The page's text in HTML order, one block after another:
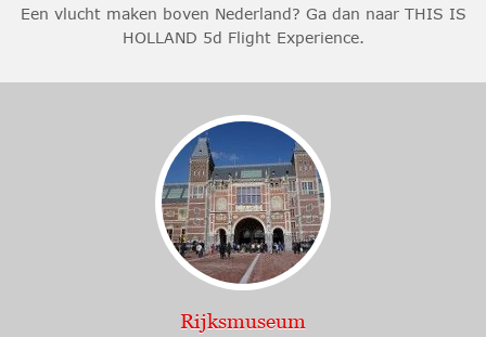
Een vlucht maken boven Nederland? Ga dan naar THIS IS
HOLLAND 5d Flight Experience.
Rijksmuseum